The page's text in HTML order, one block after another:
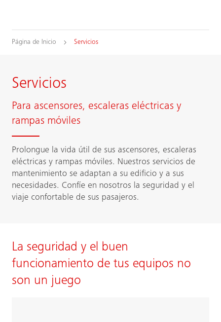
Página de Inicio Servicios
Servicios
Para ascensores, escaleras eléctricas y
rampas móviles
Prolongue la vida útil de sus ascensores, escaleras
eléctricas y rampas móviles. Nuestros servicios de
mantenimiento se adaptan a su edificio y a sus
necesidades. Confíe en nosotros la seguridad y el
viaje confortable de sus pasajeros.
La seguridad y el buen
funcionamiento de tus equipos no
son un juego